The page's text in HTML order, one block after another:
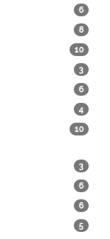
6
8
10
3
6
4
10
3
6
6
5